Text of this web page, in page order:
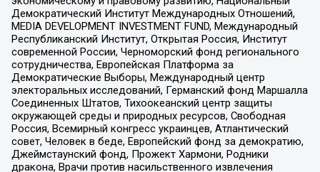
Демократический Институт Международных Отношений,
MEDIA DEVELOPMENT INVESTMENT FUND, Международный
Республиканский Институт, Открытая Россия, Институт
современной России, Черноморский фонд регионального
сотрудничества, Европейская Платформа за
Демократические Выборы, Международный центр
электоральных исследований, Германский фонд Маршалла
Соединенных Штатов, Тихоокеанский центр защиты
окружающей среды и природных ресурсов, Свободная
Россия, Всемирный конгресс украинцев, Атлантический
совет, Человек в беде, Европейский фонд за демократию,
Джеймстаунский фонд, Прожект Хармони, Родники
дракона, Врачи против насильственного извлечения